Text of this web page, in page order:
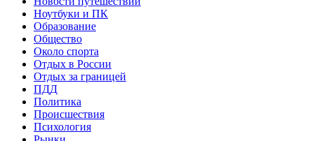
Ноутбуки и ПК
Образование
Общество
Около спорта
Отдых в России
Отдых за границей
ПДД
Политика
Происшествия
Психология